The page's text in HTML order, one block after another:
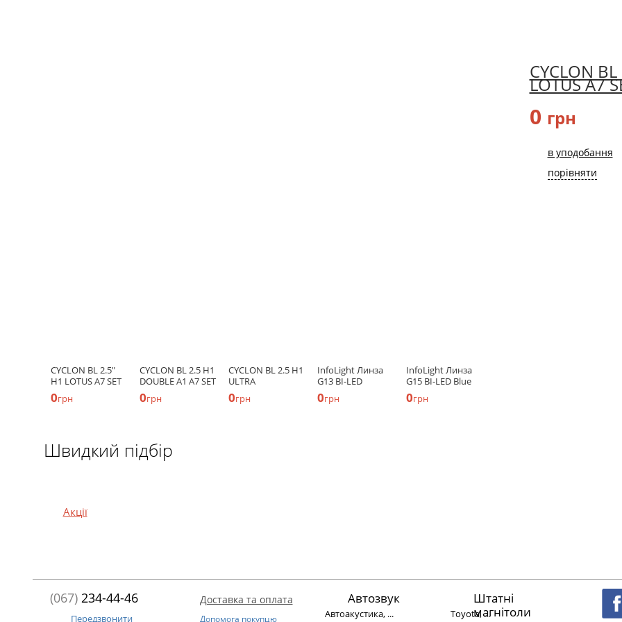
CYCLON BL 2.5"
H1 LOTUS A7 SET
0грн
CYCLON BL 2.5 H1
DOUBLE A1 A7 SET
0грн
CYCLON BL 2.5 H1
ULTRA
0грн
InfoLight Линза
G13 BI-LED
0грн
InfoLight Линза
G15 BI-LED Blue
0грн
CYCLON
LOTUS A7
0 грн
в уподобання
порівняти
Швидкий підбір
Акції
(067)234-44-46
Передзвонити
Доставка та оплата
Допомога покупцю
Автозвук
Автоакустика, ...
Штатні
магнітоли
Toyota, ...